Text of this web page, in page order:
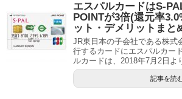
エスパルカードはS-
POINTが3倍(還元率
ット・デメリットまと
JR東日本の子会社である株式
行するカードにエスパルカー
ルカードは、2018年7月2日よ
記事を読